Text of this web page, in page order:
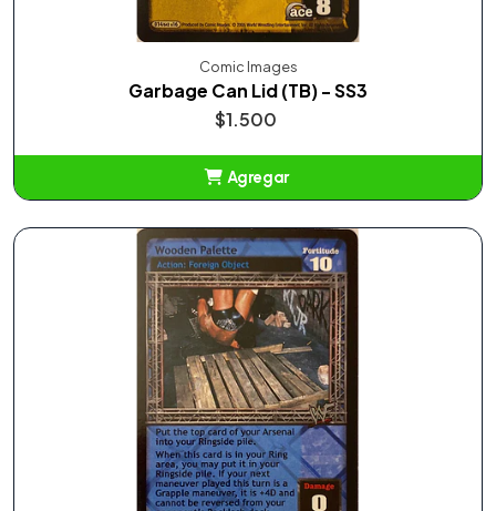
Comic Images
Garbage Can Lid (TB) - SS3
$1.500
Agregar